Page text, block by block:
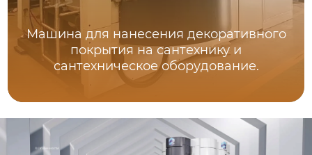
Машина для нанесения декоративного
покрытия на сантехнику и
сантехническое оборудование.